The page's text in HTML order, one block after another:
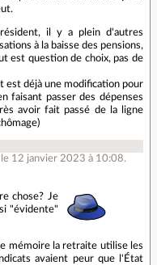
il y a plein d'autres
à la baisse des pensions,
est question de choix, pas de
est déjà une modification pour
faisant passer des dépenses
avoir fait passé de la ligne
le 12 janvier 2023 à 10:08.
chose? Je
"évidente"
mémoire la retraite utilise les
avaient peur que l'État